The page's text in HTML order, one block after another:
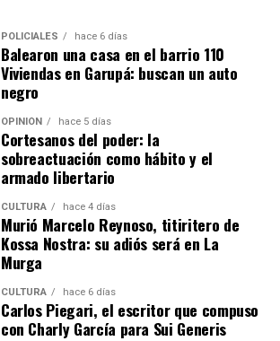
POLICIALES hace 6 días
Balearon una casa en el barrio 110
Viviendas en Garupá: buscan un auto
negro
OPINIÓN hace 5 días
Cortesanos del poder: la
sobreactuación como hábito y el
armado libertario
CULTURA hace 4 días
Murió Marcelo Reynoso, titiritero de
Kossa Nostra: su adiós será en La
Murga
CULTURA hace 6 días
Carlos Piegari, el escritor que compuso
con Charly García para Sui Generis